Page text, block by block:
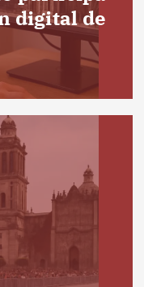
digital de